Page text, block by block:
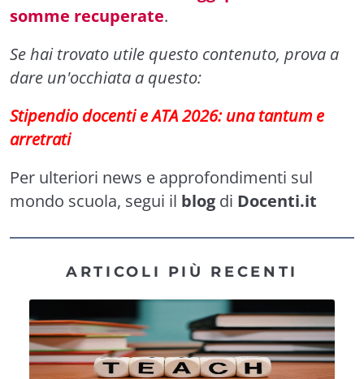
somme recuperate.
Se hai trovato utile questo contenuto, prova a
dare un'occhiata a questo:
Stipendio docenti e ATA 2026: una tantum e
arretrati
Per ulteriori news e approfondimenti sul
mondo scuola, segui il blog di Docenti.it
ARTICOLI PIÙ RECENTI